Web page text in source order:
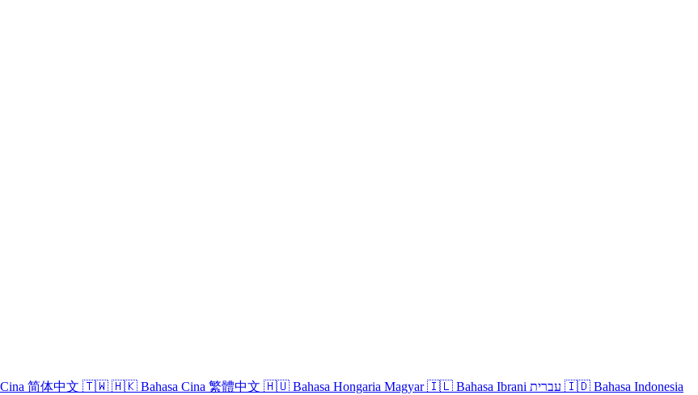
简体中文 🇹🇼 🇭🇰 Bahasa Cina 繁體中文 🇭🇺 Bahasa Hongaria Magyar 🇮🇱 Bahasa Ibrani עברית 🇮🇩 Bahasa Indonesia